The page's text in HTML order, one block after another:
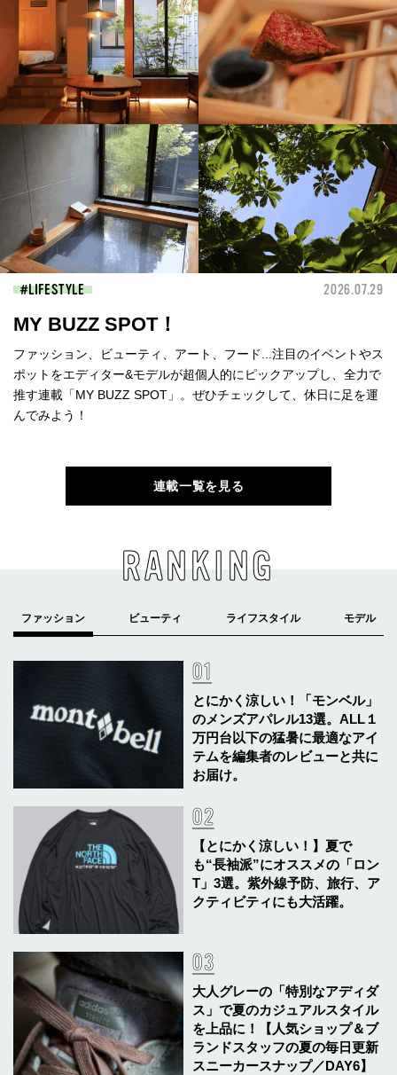
LIFESTYLE 2026.07.29
MY BUZZ SPOT！
ファッション、ビューティ、アート、フード...注目のイベントやス
ポットをエディター&モデルが超個人的にピックアップし、全力で
推す連載「MY BUZZ SPOT」。ぜひチェックして、休日に足を運
んでみよう！
連載一覧を見る
RANKING
とにかく涼しい！「モンベル」
のメンズアパレル13選。ALL１
万円台以下の猛暑に最適なアイ
テムを編集者のレビューと共に
お届け。
【とにかく涼しい！】夏で
も“長袖派”にオススメの「ロン
T」3選。紫外線予防、旅行、ア
クティビティにも大活躍。
大人グレーの「特別なアディダ
ス」で夏のカジュアルスタイル
を上品に！【人気ショップ＆ブ
ランドスタッフの夏の毎日更新
スニーカースナップ／DAY6】